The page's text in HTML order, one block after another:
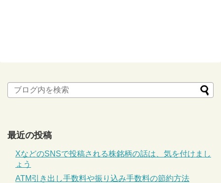
最近の投稿
XなどのSNSで投稿される株銘柄の話は、気を付けまし
ょう
ATM引き出し手数料や振り込み手数料の節約方法